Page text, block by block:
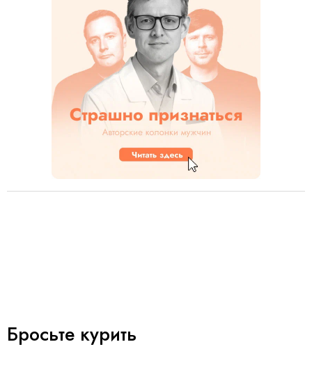
Бросьте курить